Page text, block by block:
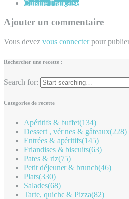
Cuisine Française
Ajouter un commentaire
Vous devez vous connecterpour
Rechercher une recette :
Search for:
Categories de recette
Apéritifs & buffet(134)
Dessert , vérines & gâteaux(228)
Entrées & apéritifs(145)
Friandises & biscuits(63)
Pates & riz(75)
Petit déjeuner & brunch(46)
Plats(330)
Salades(68)
Tarte, quiche & Pizza(82)